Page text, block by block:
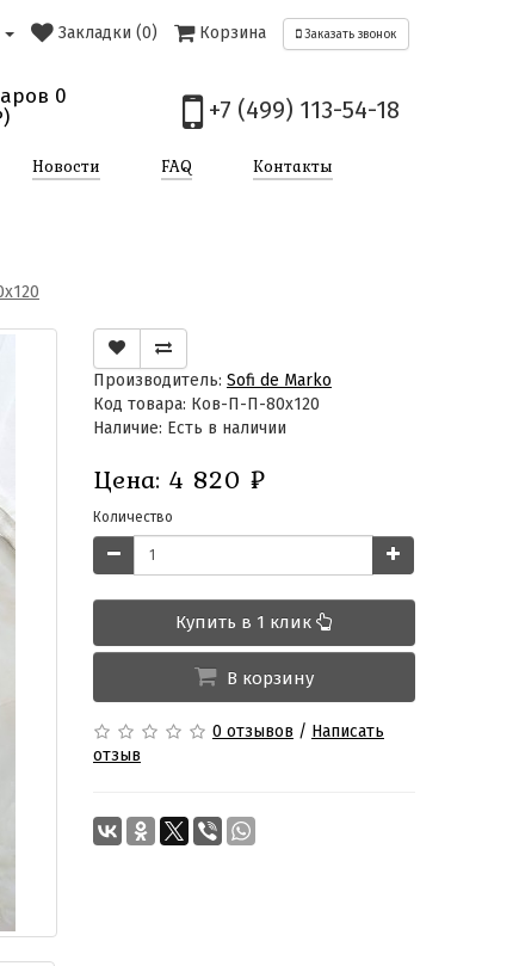
Закладки (0) Корзина Заказать звонок
0
+7 (499) 113-54-18
Новости FAQ Контакты
Производитель: Sofi de Marko
Код товара: Ков-П-П-80х120
Наличие: Есть в наличии
Цена: 4 820 ₽
Количество
Купить в 1 клик
В корзину
0 отзывов / Написать
отзыв